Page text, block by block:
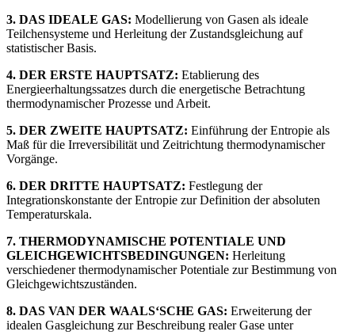
3. DAS IDEALE GAS: Modellierung von Gasen als ideale
Teilchensysteme und Herleitung der Zustandsgleichung auf
statistischer Basis.
4. DER ERSTE HAUPTSATZ: Etablierung des
Energieerhaltungssatzes durch die energetische Betrachtung
thermodynamischer Prozesse und Arbeit.
5. DER ZWEITE HAUPTSATZ: Einführung der Entropie als
Maß für die Irreversibilität und Zeitrichtung thermodynamischer
Vorgänge.
6. DER DRITTE HAUPTSATZ: Festlegung der
Integrationskonstante der Entropie zur Definition der absoluten
Temperaturskala.
7. THERMODYNAMISCHE POTENTIALE UND
GLEICHGEWICHTSBEDINGUNGEN: Herleitung
verschiedener thermodynamischer Potentiale zur Bestimmung von
Gleichgewichtszuständen.
8. DAS VAN DER WAALS‘SCHE GAS: Erweiterung der
idealen Gasgleichung zur Beschreibung realer Gase unter